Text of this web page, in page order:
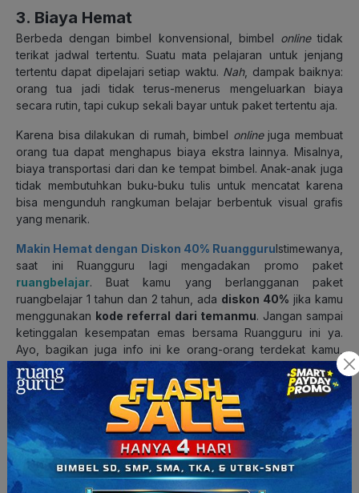
3. Biaya Hemat
Berbeda dengan bimbel konvensional, bimbel onlinetidak
terikat jadwal tertentu. Suatu mata pelajaran untuk jenjang
tertentu dapat dipelajari setiap waktu. Nah, dampak baiknya:
orang tua jadi tidak terus-menerus mengeluarkan biaya
secara rutin, tapi cukup sekali bayar untuk paket tertentu aja.
Karena bisa dilakukan di rumah, bimbel online juga membuat
orang tua dapat menghapus biaya ekstra lainnya. Misalnya,
biaya transportasi dari dan ke tempat bimbel. Anak-anak juga
tidak membutuhkan buku-buku tulis untuk mencatat karena
bisa mengunduh rangkuman belajar berbentuk visual grafis
yang menarik.
Makin Hemat dengan Diskon 40% RuangguruIstimewanya,
saat ini Ruangguru lagi mengadakan promo paket
ruangbelajar. Buat kamu yang berlangganan paket
ruangbelajar 1 tahun dan 2 tahun, ada diskon 40% jika kamu
menggunakan kode referral dari temanmu. Jangan sampai
ketinggalan kesempatan emas bersama Ruangguru ini ya.
Ayo, bagikan juga info ini ke orang-orang terdekat kamu,
cuma Rp465.000/tahun
kamu sudah bisa belajar kapan
saja dan di mana saja dengan mudah dan menyenangkan.
Kamu juga bisa mendapatkanpulsa gratis bernilai ratusan
dengan membagikan kode referralmu. Pakai kode
referralnya, dan dapatkan diskon dan pulsa gratisnya!